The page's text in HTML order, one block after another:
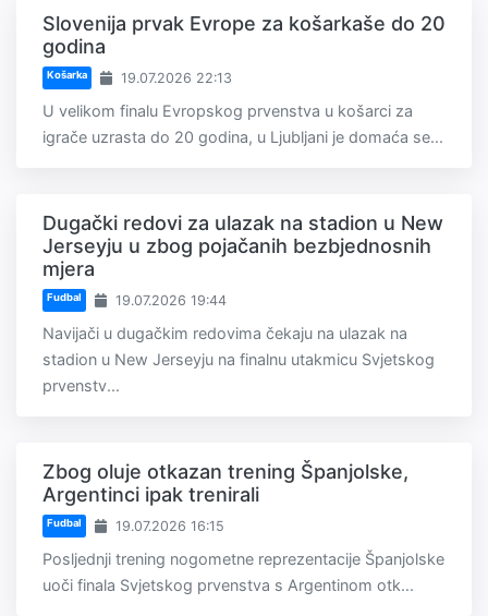
Slovenija prvak Evrope za košarkaše do 20
godina
Košarka 19.07.2026 22:13
U velikom finalu Evropskog prvenstva u košarci za
igrače uzrasta do 20 godina, u Ljubljani je domaća se...
Dugački redovi za ulazak na stadion u New
Jerseyju u zbog pojačanih bezbjednosnih
mjera
Fudbal 19.07.2026 19:44
Navijači u dugačkim redovima čekaju na ulazak na
stadion u New Jerseyju na finalnu utakmicu Svjetskog
prvenstv...
Zbog oluje otkazan trening Španjolske,
Argentinci ipak trenirali
Fudbal 19.07.2026 16:15
Posljednji trening nogometne reprezentacije Španjolske
uoči finala Svjetskog prvenstva s Argentinom otk...